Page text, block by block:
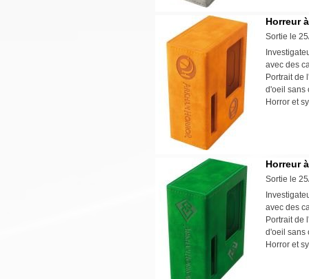
Horreur
Sortie le
avec des
Portrait de
d'oeil sans
Horror et
Horreur
Sortie le
avec des
Portrait de
d'oeil sans
Horror et